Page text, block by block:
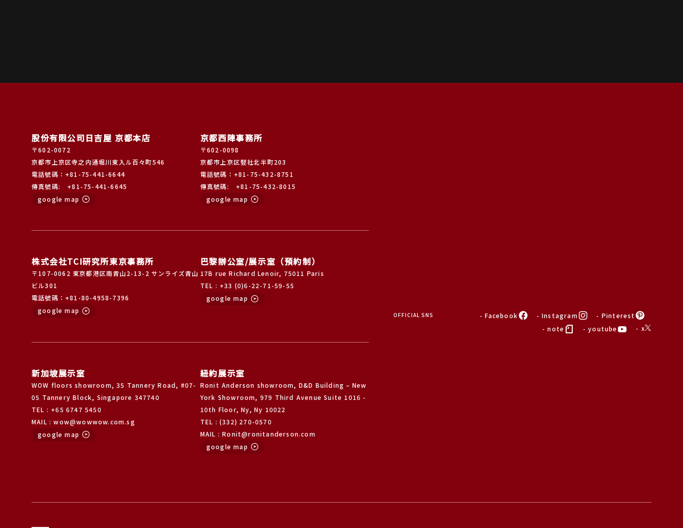
股份有限公司日吉屋 京都本店
〒602-0072
京都市上京区寺之内通堀川東入ル百々町546
電話號碼：+81-75-441-6644
傳真號碼: +81-75-441-6645
google map
京都西陣事務所
〒602-0098
京都市上京区竪社北半町203
電話號碼：+81-75-432-8751
傳真號碼: +81-75-432-8015
google map
株式会社TCI研究所東京事務所
〒107-0062 東京都港区南青山2-13-2 サンライズ青山
ビル301
電話號碼：+81-80-4958-7396
google map
巴黎辦公室/展示室（預約制）
17B rue Richard Lenoir, 75011 Paris
TEL : +33 (0)6-22-71-59-55
google map
新加坡展示室
WOW floors showroom, 35 Tannery Road, #07-
05 Tannery Block, Singapore 347740
TEL : +65 6747 5450
MAIL : wow@wowwow.com.sg
google map
紐約展示室
Ronit Anderson showroom, D&D Building – New
York Showroom, 979 Third Avenue Suite 1016 -
10th Floor, Ny, Ny 10022
TEL : (332) 270-0570
MAIL : Ronit@ronitanderson.com
google map
OFFICIAL SNS - Facebook - Instagram
- Pinterest
- note
- youtube - x